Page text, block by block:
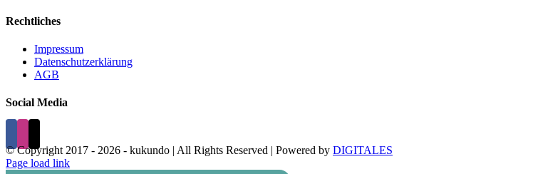
Rechtliches
Impressum
Datenschutzerklärung
AGB
Social Media
© Copyright 2017 - 2026 - kukundo | All Rights Reserved | Powered by DIGITALES
Page load link